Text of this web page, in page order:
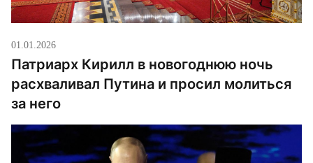
01.01.2026
Патриарх Кирилл в новогоднюю ночь
расхваливал Путина и просил молиться
за него